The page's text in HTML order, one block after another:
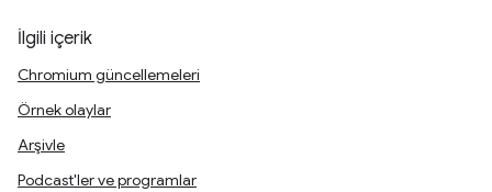
İlgili içerik
Chromium güncellemeleri
Örnek olaylar
Arşivle
Podcast'ler ve programlar